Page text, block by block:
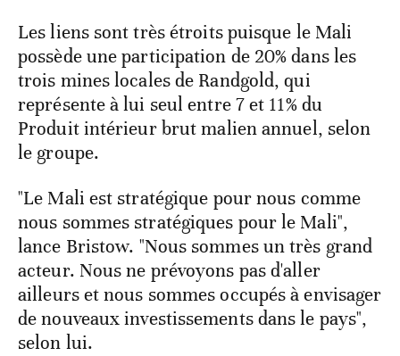
Les liens sont très étroits puisque le Mali
possède une participation de 20% dans les
trois mines locales de Randgold, qui
représente à lui seul entre 7 et 11% du
Produit intérieur brut malien annuel, selon
le groupe.
"Le Mali est stratégique pour nous comme
nous sommes stratégiques pour le Mali",
lance Bristow. "Nous sommes un très grand
acteur. Nous ne prévoyons pas d'aller
ailleurs et nous sommes occupés à envisager
de nouveaux investissements dans le pays",
selon lui.